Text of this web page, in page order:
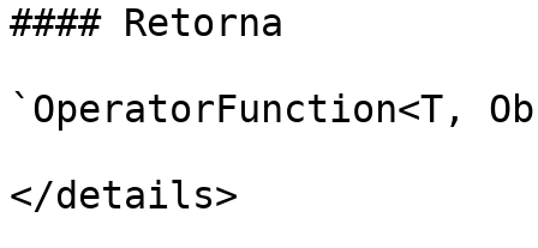
#### Retorna
`OperatorFunction<T,
</details>